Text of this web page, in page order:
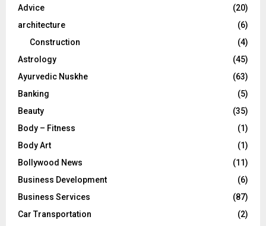
:Advice
(20)
architecture
(6)
Construction
(4)
Astrology
(45)
Ayurvedic Nuskhe
(63)
Banking
(5)
Beauty
(35)
Body – Fitness
(1)
Body Art
(1)
Bollywood News
(11)
Business Development
(6)
Business Services
(87)
Car Transportation
(2)